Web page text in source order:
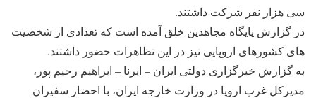
سی هزار نفر شرکت داشتند.
در گزارش پايگاه مجاهدين خلق آمده است که تعدادی از شخصيت
های کشورهای اروپايی نيز در اين تظاهرات حضور داشتند.
به گزارش خبرگزاری دولتی ايران – ايرنا – ابراهيم رحيم پور،
مديرکل غرب اروپا در وزارت خارجه ايران، با احضار سفيران